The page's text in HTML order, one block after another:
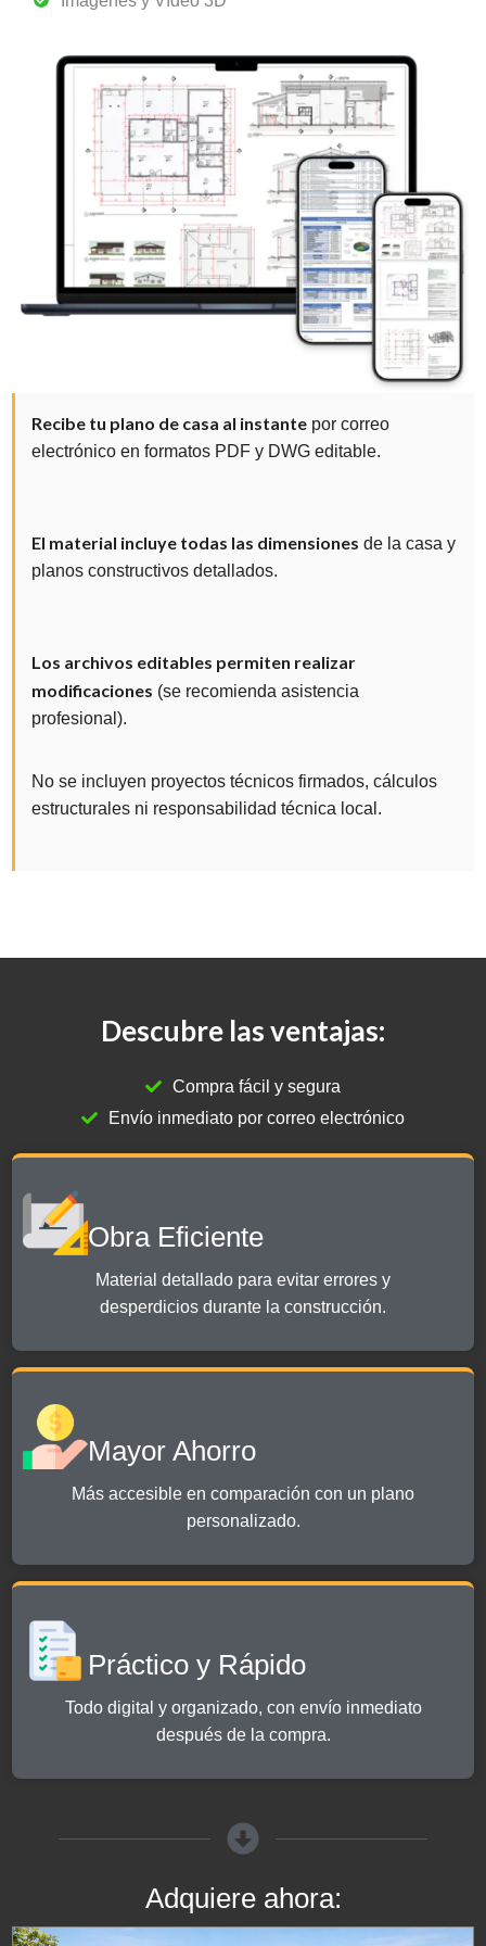
Recibe tu plano de casa al instante por correo
electrónico en formatos PDF y DWG editable.
El material incluye todas las dimensiones de la casa y
planos constructivos detallados.
Los archivos editables permiten realizar
modificaciones (se recomienda asistencia
profesional).
No se incluyen proyectos técnicos firmados, cálculos
estructurales ni responsabilidad técnica local.
Descubre las ventajas:
Compra fácil y segura
Envío inmediato por correo electrónico
Obra Eficiente
Material detallado para evitar errores y
desperdicios durante la construcción.
Mayor Ahorro
Más accesible en comparación con un plano
personalizado.
Práctico y Rápido
Todo digital y organizado, con envío inmediato
después de la compra.
Adquiere ahora: